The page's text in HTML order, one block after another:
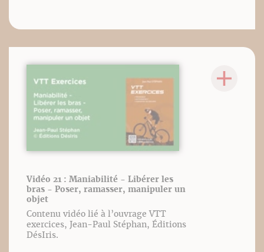
Vidéo 21 : Maniabilité - Libérer les
bras - Poser, ramasser, manipuler un
objet
Contenu vidéo lié à l’ouvrage VTT
exercices, Jean-Paul Stéphan, Éditions
DésIris.